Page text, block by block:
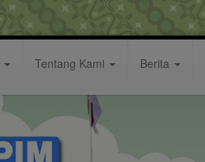
Tentang Kami Berita